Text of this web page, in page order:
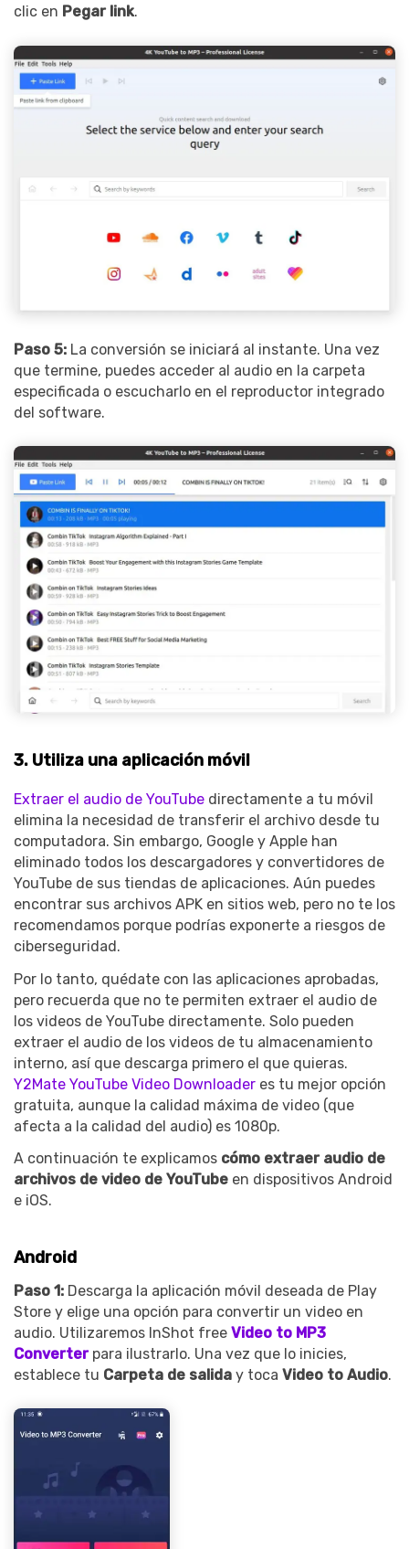
clic en Pegar link.
Paso 5: La conversión se iniciará al instante. Una vez
que termine, puedes acceder al audio en la carpeta
especificada o escucharlo en el reproductor integrado
del software.
3. Utiliza una aplicación móvil
Extraer el audio de YouTube directamente a tu móvil
elimina la necesidad de transferir el archivo desde tu
computadora. Sin embargo, Google y Apple han
eliminado todos los descargadores y convertidores de
YouTube de sus tiendas de aplicaciones. Aún puedes
encontrar sus archivos APK en sitios web, pero no te los
recomendamos porque podrías exponerte a riesgos de
ciberseguridad.
Por lo tanto, quédate con las aplicaciones aprobadas,
pero recuerda que no te permiten extraer el audio de
los videos de YouTube directamente. Solo pueden
extraer el audio de los videos de tu almacenamiento
interno, así que descarga primero el que quieras.
Y2Mate YouTube Video Downloader es tu mejor opción
gratuita, aunque la calidad máxima de video (que
afecta a la calidad del audio) es 1080p.
A continuación te explicamos cómo extraer audio de
archivos de video de YouTube en dispositivos Android
e iOS.
Android
Paso 1: Descarga la aplicación móvil deseada de Play
Store y elige una opción para convertir un video en
audio. Utilizaremos InShot free Video to MP3
Converterpara ilustrarlo. Una vez que lo inicies,
establece tu Carpeta de salida y toca Video to Audio.